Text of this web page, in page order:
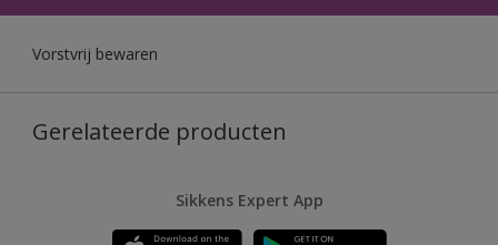
Vorstvrij bewaren
Gerelateerde producten
Sikkens Expert App